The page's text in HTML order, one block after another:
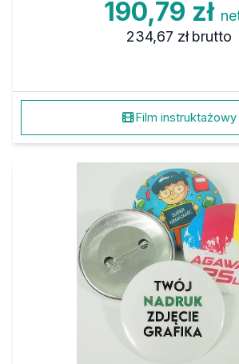
190,79 zł
234,67 zł brutto
Film instruktażowy